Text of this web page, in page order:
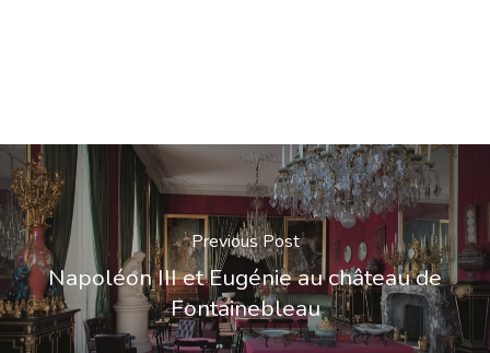
Previous Post
Napoléon III et Eugénie au château de
Fontainebleau